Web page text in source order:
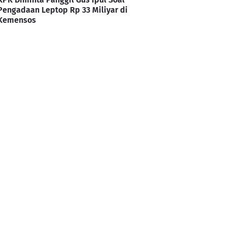
Leptop Rp 33 Miliyar di